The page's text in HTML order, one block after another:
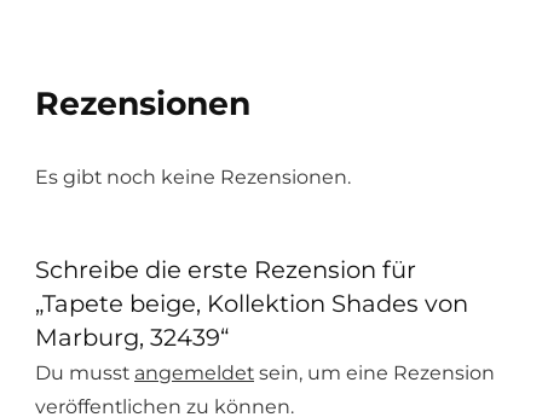
Rezensionen
Es gibt noch keine Rezensionen.
Schreibe die erste Rezension für
„Tapete beige, Kollektion Shades von
Marburg, 32439“
Du musst angemeldet sein, um eine Rezension
veröffentlichen zu können.